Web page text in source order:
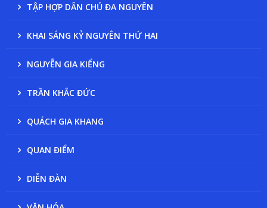
TẬP HỢP DÂN CHỦ ĐA NGUYÊN
KHAI SÁNG KỶ NGUYÊN THỨ HAI
NGUYỄN GIA KIỂNG
TRẦN KHẮC ĐỨC
QUÁCH GIA KHANG
QUAN ĐIỂM
DIỄN ĐÀN